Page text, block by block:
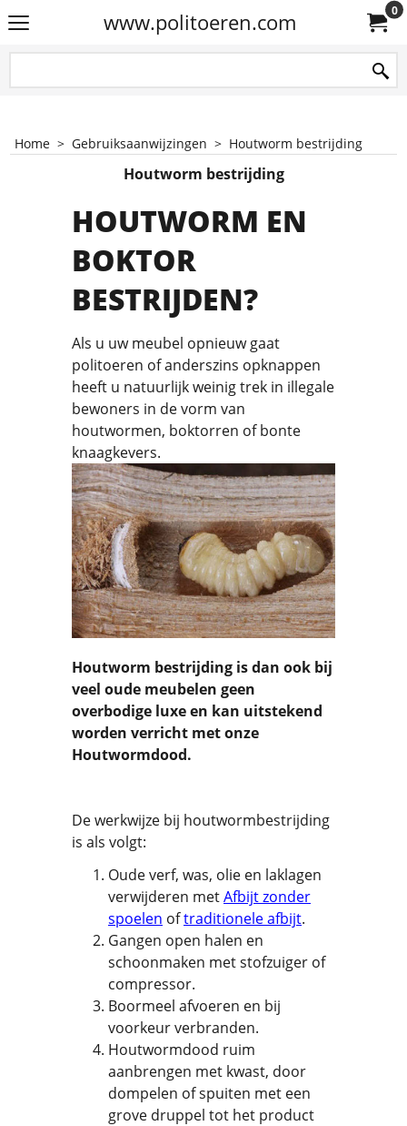
www.politoeren.com 0
Home > Gebruiksaanwijzingen > Houtworm bestrijding
Houtworm bestrijding
HOUTWORM EN
BOKTOR
BESTRIJDEN?
Als u uw meubel opnieuw gaat
politoeren of anderszins opknappen
heeft u natuurlijk weinig trek in illegale
bewoners in de vorm van
houtwormen, boktorren of bonte
knaagkevers.
Houtworm bestrijding is dan ook bij
veel oude meubelen geen
overbodige luxe en kan uitstekend
worden verricht met onze
Houtwormdood.
De werkwijze bij houtwormbestrijding
is als volgt:
Oude verf, was, olie en laklagen
verwijderen metAfbijt zonder
spoelen oftraditionele afbijt.
Gangen open halen en
schoonmaken met stofzuiger of
compressor.
Boormeel afvoeren en bij
voorkeur verbranden.
Houtwormdood ruim
aanbrengen met kwast, door
dompelen of spuiten met een
grove druppel tot het product